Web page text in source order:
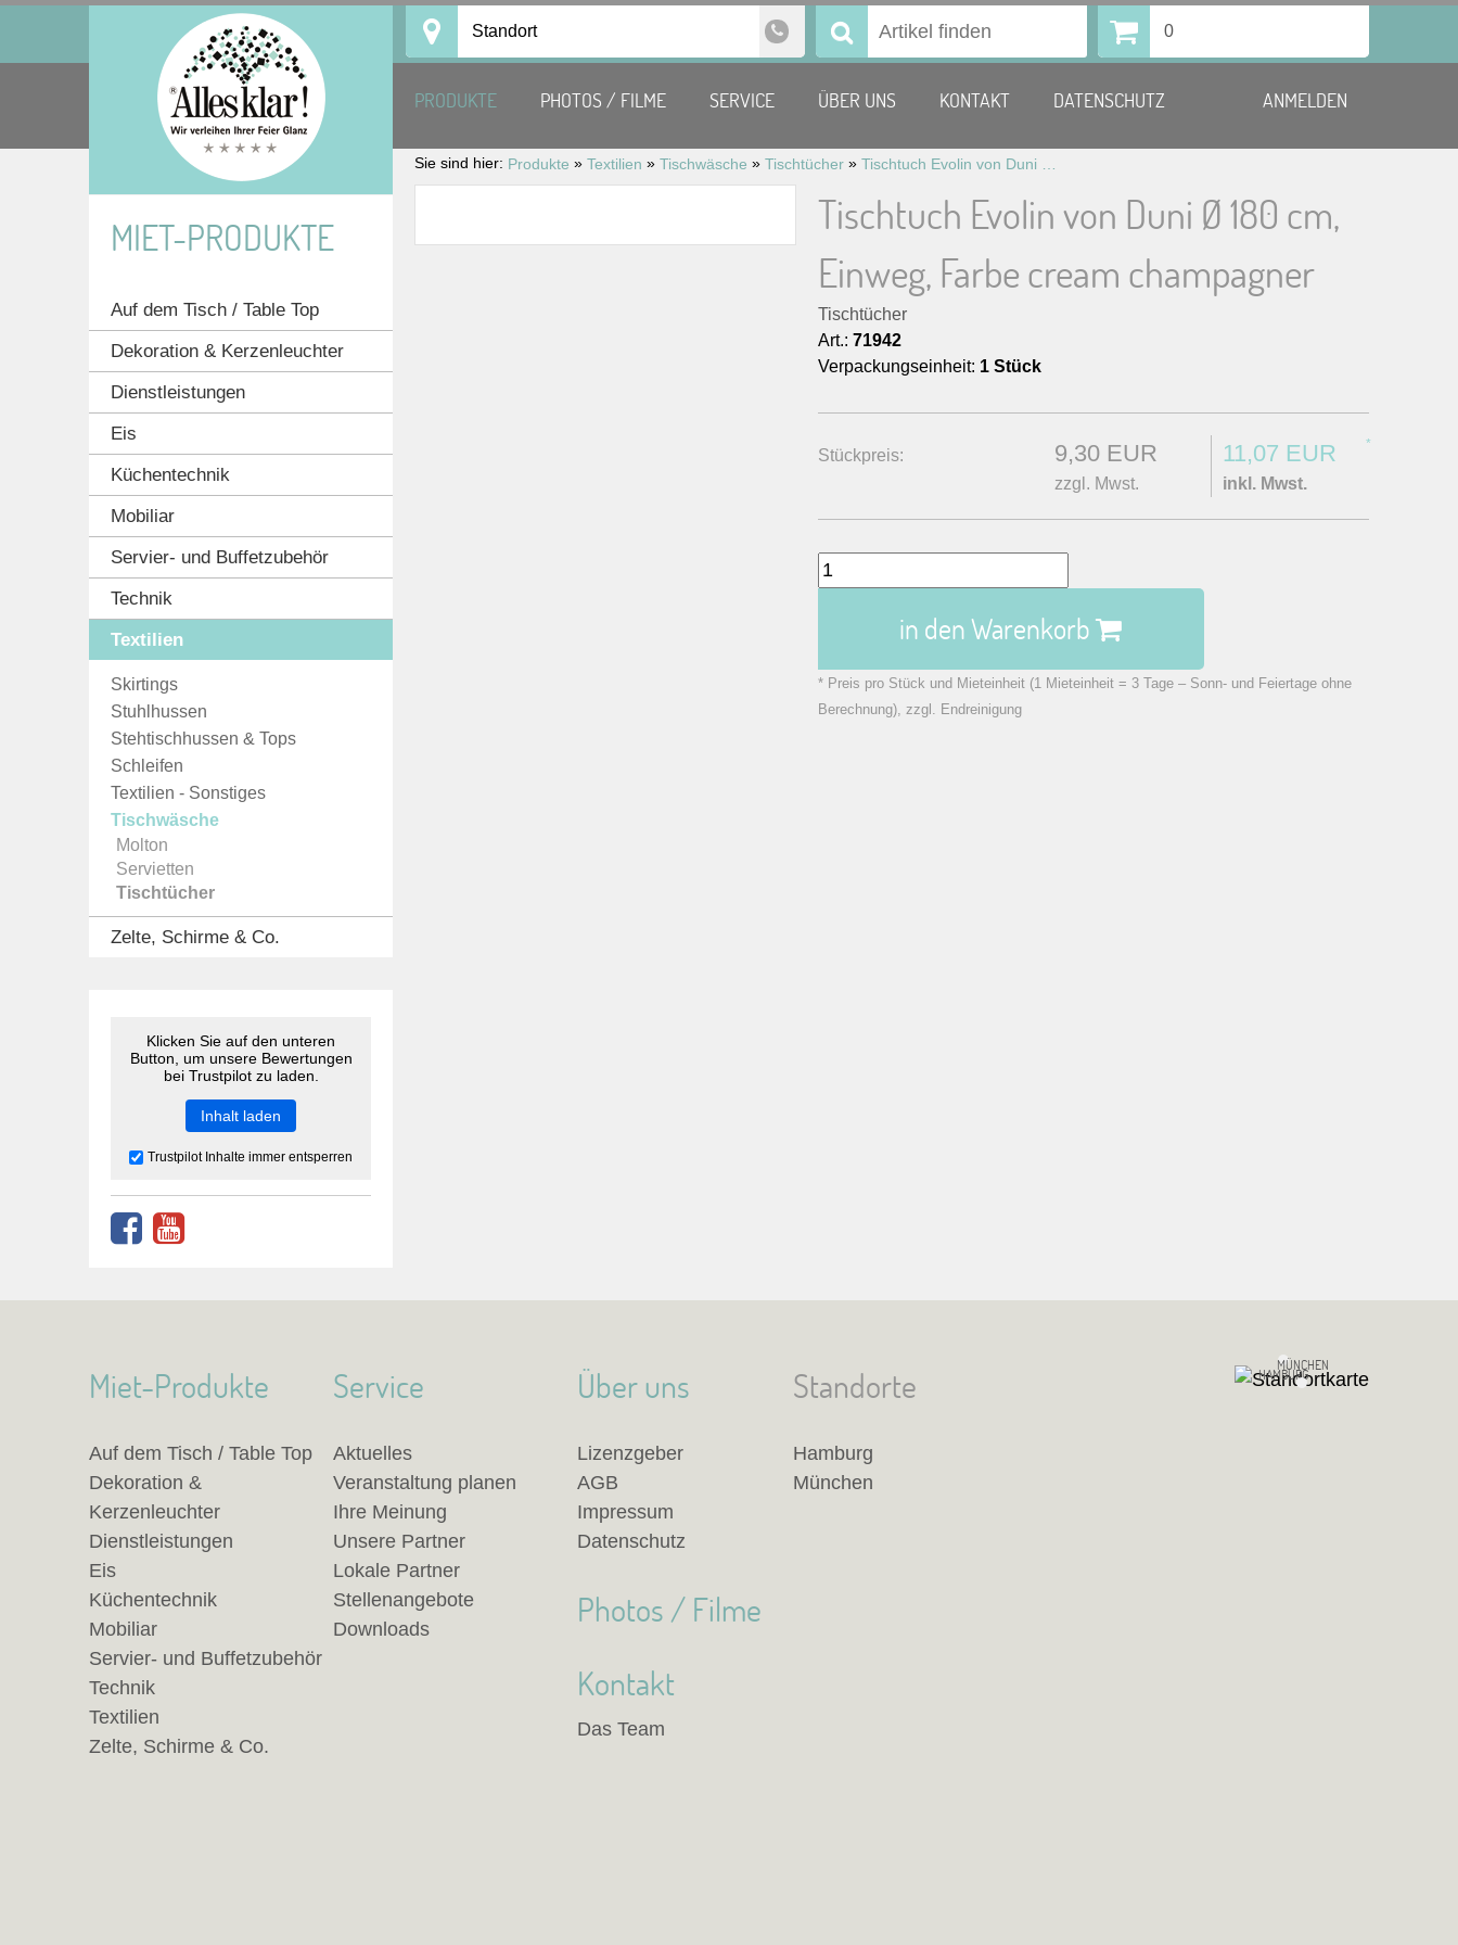
Standort Suchen 0
PRODUKTE PHOTOS / FILME SERVICE ÜBER UNS KONTAKT DATENSCHUTZ ANMELDEN
Sie sind hier: Produkte » Textilien » Tischwäsche » Tischtücher »
Tischtuch Evolin von Duni Ø 180 cm,
Einweg, Farbe cream champagner
Tischtücher
Art.: 71942
Verpackungseinheit: 1 Stück
Stückpreis: 9,30 EUR
zzgl. Mwst.
11,07 EUR *
inkl. Mwst.
in den Warenkorb
* Preis pro Stück und Mieteinheit (1 Mieteinheit = 3 Tage – Sonn- und Feiertage ohne
Berechnung), zzgl. Endreinigung
MIET-PRODUKTE
Auf dem Tisch / Table Top
Dekoration & Kerzenleuchter
Dienstleistungen
Eis
Küchentechnik
Mobiliar
Servier- und Buffetzubehör
Technik
Textilien
Skirtings
Stuhlhussen
Stehtischhussen & Tops
Schleifen
Textilien - Sonstiges
Tischwäsche
Molton
Servietten
Tischtücher
Zelte, Schirme & Co.
Klicken Sie auf den unteren
Button, um unsere Bewertungen
bei Trustpilot zu laden.
Inhalt laden
Trustpilot Inhalte immer entsperren
Standorte
Hamburg
München
HAMBURG
MÜNCHEN
Miet-Produkte
Auf dem Tisch / Table Top
Dekoration &
Kerzenleuchter
Dienstleistungen
Eis
Küchentechnik
Mobiliar
Servier- und Buffetzubehör
Technik
Textilien
Zelte, Schirme & Co.
Service
Aktuelles
Veranstaltung planen
Ihre Meinung
Unsere Partner
Lokale Partner
Stellenangebote
Downloads
Über uns
Lizenzgeber
AGB
Impressum
Datenschutz
Photos / Filme
Kontakt
Das Team